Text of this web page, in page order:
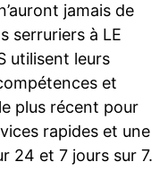
jamais de
serruriers à LE
utilisent leurs
et
plus récent pour
rapides et une
24 et 7 jours sur 7.